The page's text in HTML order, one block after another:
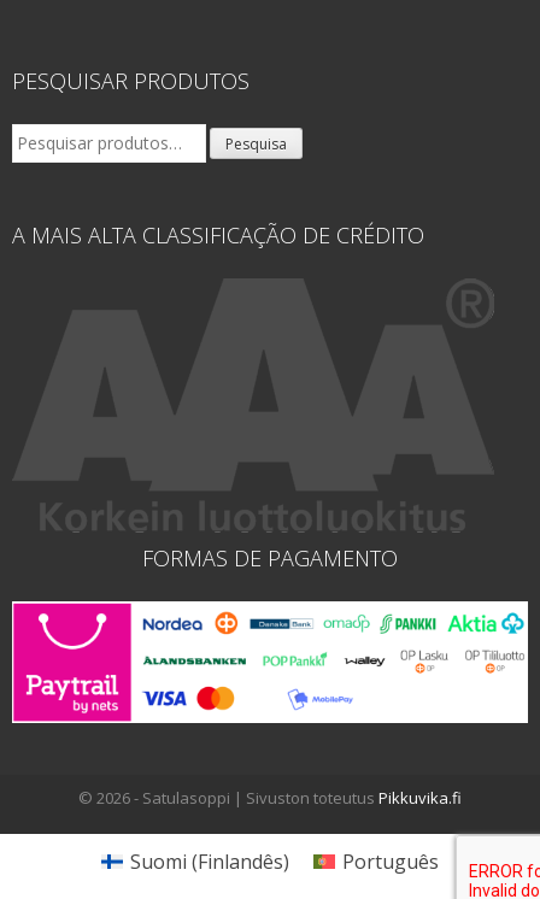
PESQUISAR PRODUTOS
Pesquisar
por:
Pesquisa
A MAIS ALTA CLASSIFICAÇÃO DE CRÉDITO
FORMAS DE PAGAMENTO
© 2026 - Satulasoppi | Sivuston toteutus Pikkuvika.fi
Suomi (Finlandês) Português